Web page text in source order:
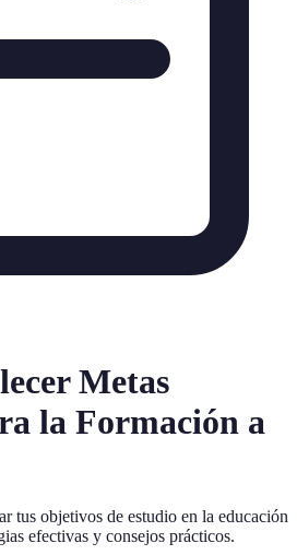
Metas
la Formación a
tus objetivos de estudio en la educación
efectivas y consejos prácticos.